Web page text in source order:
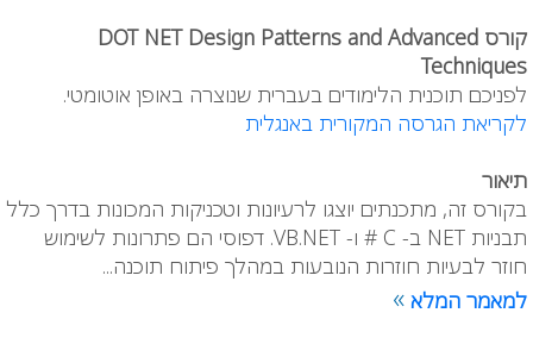
קורס DOT NET Design Patterns and Advanced
Techniques
לפניכם תוכנית הלימודים בעברית שנוצרה באופן אוטומטי.
לקריאת הגרסה המקורית באנגלית
תיאור
בקורס זה, מתכנתים יוצגו לרעיונות וטכניקות המכונות בדרך כלל
תבניות NET ב- C # ו- VB.NET. דפוסי הם פתרונות לשימוש
חוזר לבעיות חוזרות הנובעות במהלך פיתוח תוכנה...
למאמר המלא »